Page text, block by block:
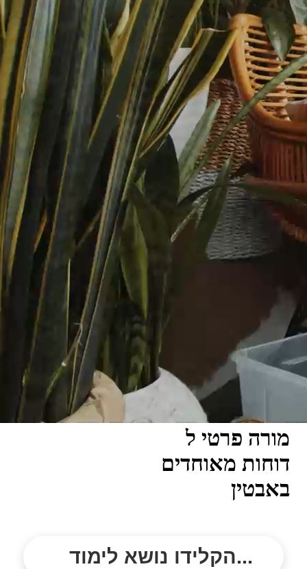
מורה פרטי ל
דוחות מאוחדים
באבטין
הקלידו נושא לימוד...